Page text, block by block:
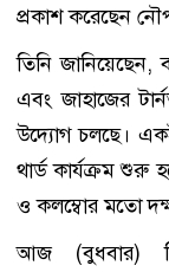
প্রকাশ করেছেন
তিনি জানিয়েছেন,
এবং জাহাজের
উদ্যোগ চলছে। একই
থার্ড কার্যক্রম শুরু
ও কলম্বোর মতো
আজ (বুধবার)